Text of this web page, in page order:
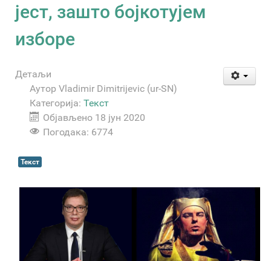
јест, зашто бојкотујем
изборе
Детаљи
Аутор Vladimir Dimitrijevic (ur-SN)
Категорија: Текст
Објављено 18 јун 2020
Погодака: 6774
Текст